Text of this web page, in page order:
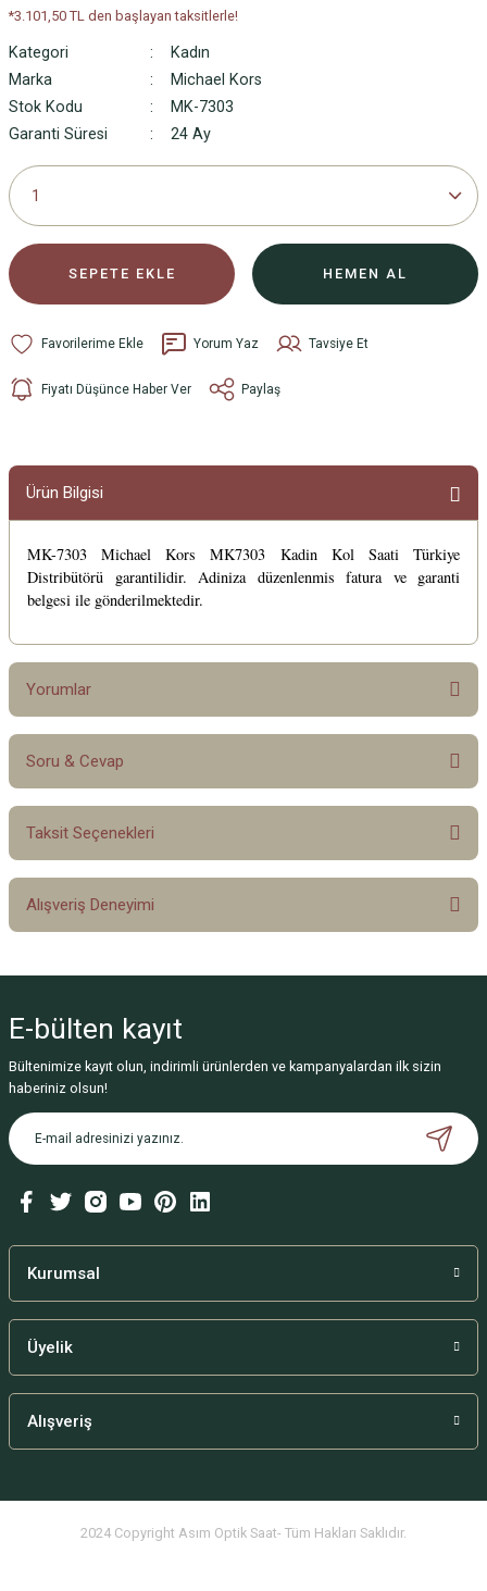
*3.101,50 TL den başlayan taksitlerle!
Kategori
Kadın
Marka
Michael Kors
Stok Kodu
MK-7303
Garanti Süresi
24 Ay
SEPETE EKLE HEMEN AL
Yorum Yaz Tavsiye Et
Fiyatı Düşünce Haber Ver Paylaş
Ürün Bilgisi
MK-7303 Michael Kors MK7303 Kadin Kol Saati Türkiye
Distribütörü garantilidir. Adiniza düzenlenmis fatura ve garanti
belgesi ile gönderilmektedir.
Yorumlar
Bu ürüne ilk yorumu siz yapın!
Soru & Cevap
Ürün hakkında henüz soru sorulmamış.
Taksit Seçenekleri
Alışveriş Deneyimi
Deneyimini Paylaş
E-bülten kayıt
Bültenimize kayıt olun, indirimli ürünlerden ve kampanyalardan ilk sizin
haberiniz olsun!
Kurumsal
Üyelik
Alışveriş
2024 Copyright Asım Optik Saat- Tüm Hakları Saklıdır.